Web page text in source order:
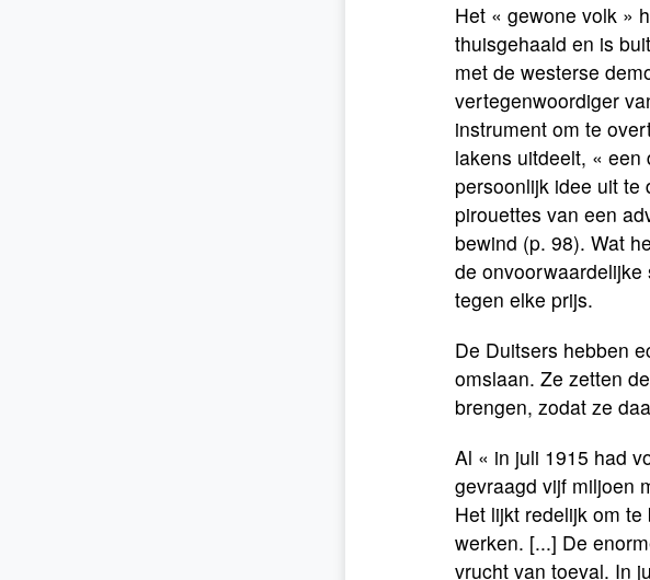
Het « gewone volk »
thuisgehaald en is
met de westerse
vertegenwoordiger
instrument om te
lakens uitdeelt, «
persoonlijk idee uit te
pirouettes van een
bewind (p. 98). Wat
de onvoorwaardelijke
tegen elke prijs.
De Duitsers hebben
omslaan. Ze zetten
brengen, zodat ze
Al « in juli 1915 had
gevraagd vijf miljoen
Het lijkt redelijk om te
werken. [...] De
vrucht van toeval. In